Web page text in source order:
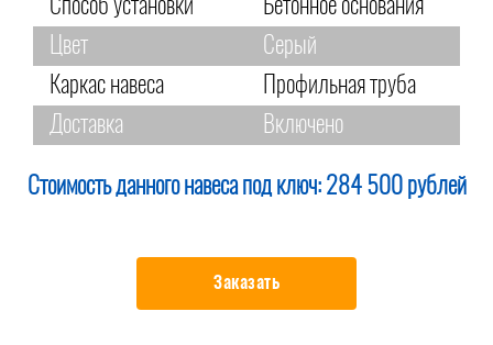
Способ установки
Бетонное основания
Цвет
Серый
Каркас навеса
Профильная труба
Доставка
Включено
Стоимость данного навеса под ключ: 284 500 рублей
Заказать